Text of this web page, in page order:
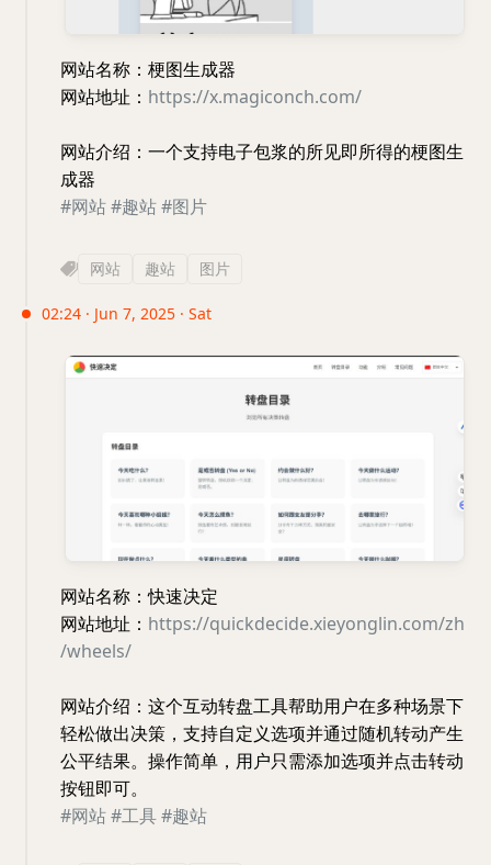
网站名称：梗图生成器
网站地址： https://x.magiconch.com/
网站介绍：一个支持电子包浆的所见即所得的梗图生
成器
#网站#趣站#图片
网站 趣站 图片
02:24 · Jun 7, 2025 · Sat
网站名称：快速决定
网站地址： https://quickdecide.xieyonglin.com/zh
/wheels/
网站介绍：这个互动转盘工具帮助用户在多种场景下
轻松做出决策，支持自定义选项并通过随机转动产生
公平结果。操作简单，用户只需添加选项并点击转动
按钮即可。
#网站#工具#趣站